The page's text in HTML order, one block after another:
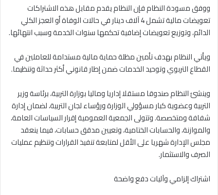
ووفق مسودة النظام فإن النظام يقدم مقابل هذه الاشتراكات
تعويضات مالية تشمل 4 آلاف دينار في حالات الوفاة أو العجز الكلي
الدائم، وتوزيع تعويضات إضافية تحكمها سنوات الخدمة وسبب انتهائها.
ويأتي النظام بهدف تأمين مظلة حماية مالية مستدامة للعاملين في
القطاع التربوي وتوحيد الخدمات ضمن إطار قانوني أكثر حداثة وتنظيما.
وينشئ النظام صندوقا مستقلا إداريا وماليا بوزارة التربية، برئاسة وزير
التربية وعضوية كبار مسؤولي الوزارة ورؤساء لجان التربية، لضمان إدارة
شفافة ومتخصصة. وتتولى الجمعية العمومية إقرار السياسات العامة،
والموازنة، والحسابات الختامية، وتعيين مدقق حسابات، فيما ينعقد
مجلس الإدارة شهريا على الأقل لمتابعة تنفيذ القرارات وتنظيم عمليات
الصرف والاستثمار.
اشتراك إلزامي وآليات دفع واضحة